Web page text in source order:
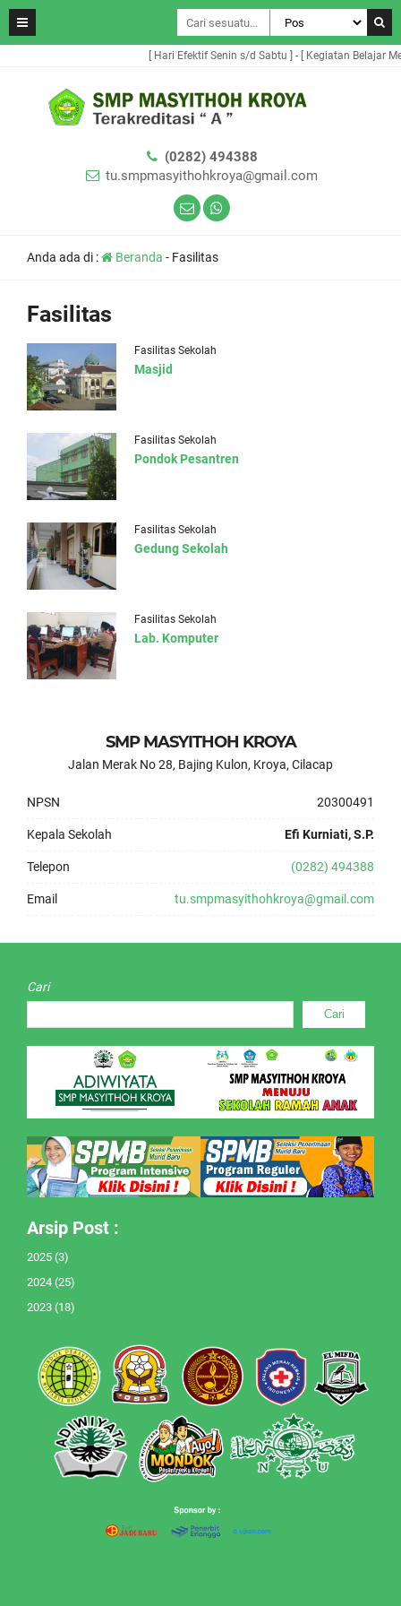
[ Hari Efektif Senin s/d Sabtu ] - [ Kegiatan Belajar
(0282) 494388
tu.smpmasyithohkroya@gmail.com
Anda ada di : Beranda - Fasilitas
Fasilitas
Fasilitas Sekolah
Masjid
Fasilitas Sekolah
Pondok Pesantren
Fasilitas Sekolah
Gedung Sekolah
Fasilitas Sekolah
Lab. Komputer
SMP MASYITHOH KROYA
Jalan Merak No 28, Bajing Kulon, Kroya, Cilacap
NPSN 20300491
Kepala Sekolah Efi Kurniati, S.P.
Telepon (0282) 494388
Email tu.smpmasyithohkroya@gmail.com
Cari
Cari
Arsip Post :
2025 (3)
2024 (25)
2023 (18)